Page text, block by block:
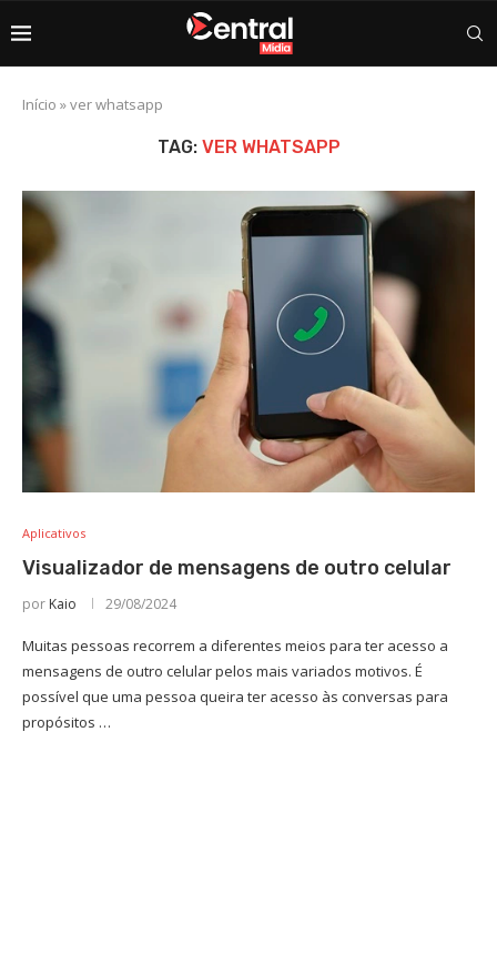
Início »ver whatsapp
TAG: VER WHATSAPP
Aplicativos
Visualizador de mensagens de outro celular
por Kaio 29/08/2024
Muitas pessoas recorrem a diferentes meios para ter acesso a
mensagens de outro celular pelos mais variados motivos. É
possível que uma pessoa queira ter acesso às conversas para
propósitos …